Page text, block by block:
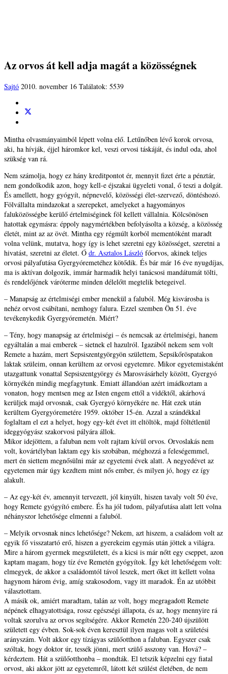
Az orvos át kell adja magát a közösségnek
Sajtó 2010. november 16 Találatok: 5539
Mintha olvasmányaimból lépett volna elő. Letűnőben lévő korok orvosa,
aki, ha hívják, éjjel háromkor kel, veszi orvosi táskáját, és indul oda, ahol
szükség van rá.
Nem számolja, hogy ez hány kreditpontot ér, mennyit fizet érte a pénztár,
nem gondolkodik azon, hogy kell-e éjszakai ügyeleti vonal, ő teszi a dolgát.
És amellett, hogy gyógyít, népnevelő, közösségi élet-szervező, döntéshozó.
Fölvállalta mindazokat a szerepeket, amelyeket a hagyományos
faluközösségbe kerülő értelmiséginek föl kellett vállalnia. Kölcsönösen
hatottak egymásra: éppoly nagymértékben befolyásolta a község, a közösség
életét, mint az az övét. Mintha egy régmúlt korból mementóként maradt
volna velünk, mutatva, hogy így is lehet szeretni egy közösséget, szeretni a
hivatást, szeretni az életet. Ő dr. Asztalos László főorvos, akinek teljes
orvosi pályafutása Gyergyóremetéhez kötődik. És bár már 16 éve nyugdíjas,
ma is aktívan dolgozik, immár harmadik helyi tanácsosi mandátumát tölti,
és rendelőjének váróterme minden délelőtt megtelik betegeivel.
– Manapság az értelmiségi ember menekül a faluból. Még kisvárosba is
nehéz orvost csábítani, nemhogy falura. Ezzel szemben Ön 51. éve
tevékenykedik Gyergyóremetén. Miért?
– Tény, hogy manapság az értelmiségi – és nemcsak az értelmiségi, hanem
egyáltalán a mai emberek – sietnek el hazulról. Igazából nekem sem volt
Remete a hazám, mert Sepsiszentgyörgyön születtem, Sepsikőröspatakon
laktak szüleim, onnan kerültem az orvosi egyetemre. Mikor egyetemistaként
utazgattunk vonattal Sepsiszentgyörgy és Marosvásárhely között, Gyergyó
környékén mindig megfagytunk. Emiatt állandóan azért imádkoztam a
vonaton, hogy mentsen meg az Isten engem ettől a vidéktől, akárhová
kerüljek majd orvosnak, csak Gyergyó környékére ne. Hát ezek után
kerültem Gyergyóremetére 1959. október 15-én. Azzal a szándékkal
foglaltam el ezt a helyet, hogy egy-két évet itt eltöltök, majd föltétlenül
ideggyógyász szakorvosi pályára állok.
Mikor idejöttem, a faluban nem volt rajtam kívül orvos. Orvoslakás nem
volt, kovártélyban laktam egy kis szobában, méghozzá a feleségemmel,
mert én siettem megnősülni már az egyetemi évek alatt. A negyedévet az
egyetemen már úgy kezdtem mint nős ember, és milyen jó, hogy ez így
alakult.
– Az egy-két év, amennyit tervezett, jól kinyúlt, hiszen tavaly volt 50 éve,
hogy Remete gyógyító embere. És ha jól tudom, pályafutása alatt lett volna
néhányszor lehetősége elmenni a faluból.
– Melyik orvosnak nincs lehetősége? Nekem, azt hiszem, a családom volt az
egyik fő visszatartó erő, hiszen a gyerekeim egymás után jöttek a világra.
Mire a három gyermek megszületett, és a kicsi is már nőtt egy cseppet, azon
kaptam magam, hogy tíz éve Remetén gyógyítok. Így két lehetőségem volt:
elmegyek, de akkor a családomtól távol leszek, mert őket itt kellett volna
hagynom három évig, amíg szakosodom, vagy itt maradok. Én az utóbbit
választottam.
A másik ok, amiért maradtam, talán az volt, hogy megragadott Remete
népének elhagyatottsága, rossz egészségi állapota, és az, hogy mennyire rá
voltak szorulva az orvos segítségére. Akkor Remetén 220-240 újszülött
született egy évben. Sok-sok éven keresztül ilyen magas volt a születési
arányszám. Volt akkor egy tízágyas szülőotthon a faluban. Egyszer csak
szóltak, hogy doktor úr, tessék jönni, mert szülő asszony van. Hová? –
kérdeztem. Hát a szülőotthonba – mondták. El tetszik képzelni egy fiatal
orvost, aki akkor jött az egyetemről, látott két szülést életében, de nem